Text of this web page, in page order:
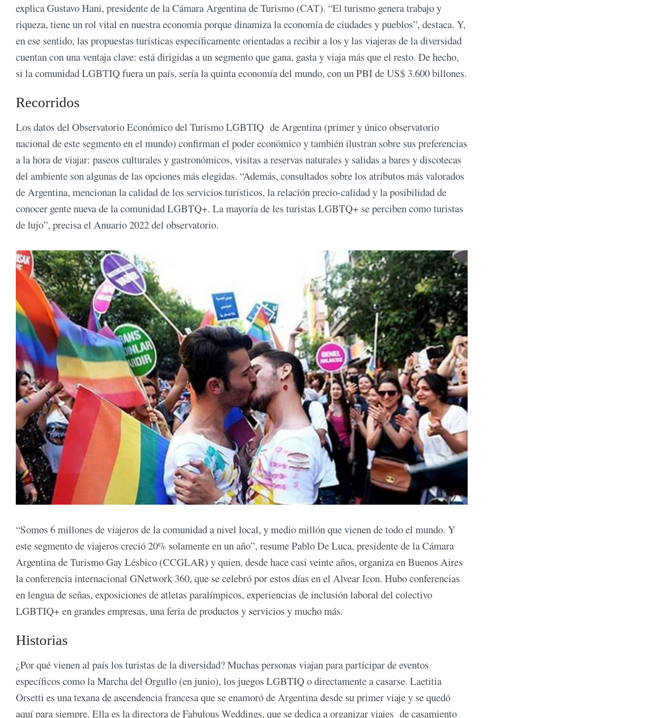
explica Gustavo Hani, presidente de la Cámara Argentina de Turismo (CAT). “El turismo genera trabajo y
riqueza, tiene un rol vital en nuestra economía porque dinamiza la economía de ciudades y pueblos”, destaca. Y,
en ese sentido, las propuestas turísticas específicamente orientadas a recibir a los y las viajeras de la diversidad
cuentan con una ventaja clave: está dirigidas a un segmento que gana, gasta y viaja más que el resto. De hecho,
si la comunidad LGBTIQ fuera un país, sería la quinta economía del mundo, con un PBI de US$ 3.600 billones.
Recorridos
Los datos del Observatorio Económico del Turismo LGBTIQ de Argentina (primer y único observatorio
nacional de este segmento en el mundo) confirman el poder económico y también ilustran sobre sus preferencias
a la hora de viajar: paseos culturales y gastronómicos, visitas a reservas naturales y salidas a bares y discotecas
del ambiente son algunas de las opciones más elegidas. “Además, consultados sobre los atributos más valorados
de Argentina, mencionan la calidad de los servicios turísticos, la relación precio-calidad y la posibilidad de
conocer gente nueva de la comunidad LGBTQ+. La mayoría de les turistas LGBTQ+ se perciben como turistas
de lujo”, precisa el Anuario 2022 del observatorio.
“Somos 6 millones de viajeros de la comunidad a nivel local, y medio millón que vienen de todo el mundo. Y
este segmento de viajeros creció 20% solamente en un año”, resume Pablo De Luca, presidente de la Cámara
Argentina de Turismo Gay Lésbico (CCGLAR) y quien, desde hace casi veinte años, organiza en Buenos Aires
la conferencia internacional GNetwork 360, que se celebró por estos días en el Alvear Icon. Hubo conferencias
en lengua de señas, exposiciones de atletas paralímpicos, experiencias de inclusión laboral del colectivo
LGBTIQ+ en grandes empresas, una feria de productos y servicios y mucho más.
Historias
¿Por qué vienen al país los turistas de la diversidad? Muchas personas viajan para participar de eventos
específicos como la Marcha del Orgullo (en junio), los juegos LGBTIQ o directamente a casarse. Laetitia
Orsetti es una texana de ascendencia francesa que se enamoró de Argentina desde su primer viaje y se quedó
aquí para siempre. Ella es la directora de Fabulous Weddings, que se dedica a organizar viajes de casamiento